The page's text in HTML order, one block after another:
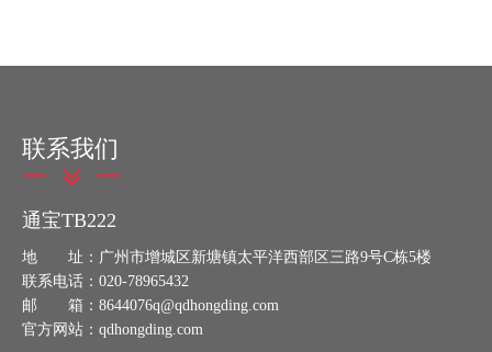
联系我们
通宝TB222
地 址：广州市增城区新塘镇太平洋西部区三路9号C栋5楼
联系电话：020-78965432
邮 箱：8644076q@qdhongding.com
官方网站：qdhongding.com